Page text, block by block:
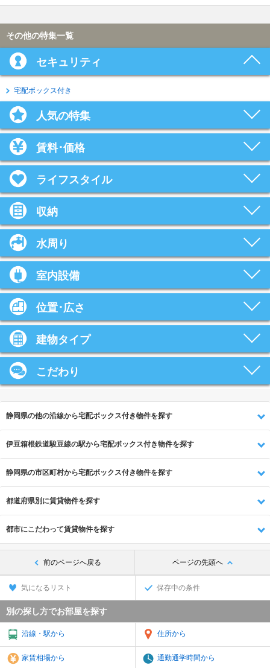
その他の特集一覧
セキュリティ
宅配ボックス付き
人気の特集
賃料･価格
ライフスタイル
収納
水周り
室内設備
位置･広さ
建物タイプ
こだわり
静岡県の他の沿線から宅配ボックス付き物件を探す
伊豆箱根鉄道駿豆線の駅から宅配ボックス付き物件を探す
静岡県の市区町村から宅配ボックス付き物件を探す
都道府県別に賃貸物件を探す
都市にこだわって賃貸物件を探す
前のページへ戻る ページの先頭へ
気になるリスト 保存中の条件
別の探し方でお部屋を探す
沿線・駅から 住所から
家賃相場から 通勤通学時間から